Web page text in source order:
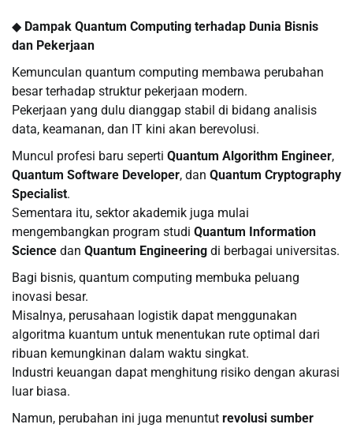
◆ Dampak Quantum Computing terhadap Dunia Bisnis
dan Pekerjaan
Kemunculan quantum computing membawa perubahan
besar terhadap struktur pekerjaan modern.
Pekerjaan yang dulu dianggap stabil di bidang analisis
data, keamanan, dan IT kini akan berevolusi.
Muncul profesi baru seperti Quantum Algorithm Engineer,
Quantum Software Developer, dan Quantum Cryptography
Specialist.
Sementara itu, sektor akademik juga mulai
mengembangkan program studi Quantum Information
Science dan Quantum Engineering di berbagai universitas.
Bagi bisnis, quantum computing membuka peluang
inovasi besar.
Misalnya, perusahaan logistik dapat menggunakan
algoritma kuantum untuk menentukan rute optimal dari
ribuan kemungkinan dalam waktu singkat.
Industri keuangan dapat menghitung risiko dengan akurasi
luar biasa.
Namun, perubahan ini juga menuntut revolusi sumber